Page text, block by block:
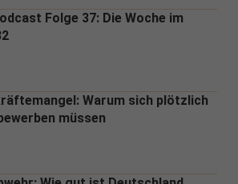
Folge 37: Die Woche im
Warum sich plötzlich
müssen